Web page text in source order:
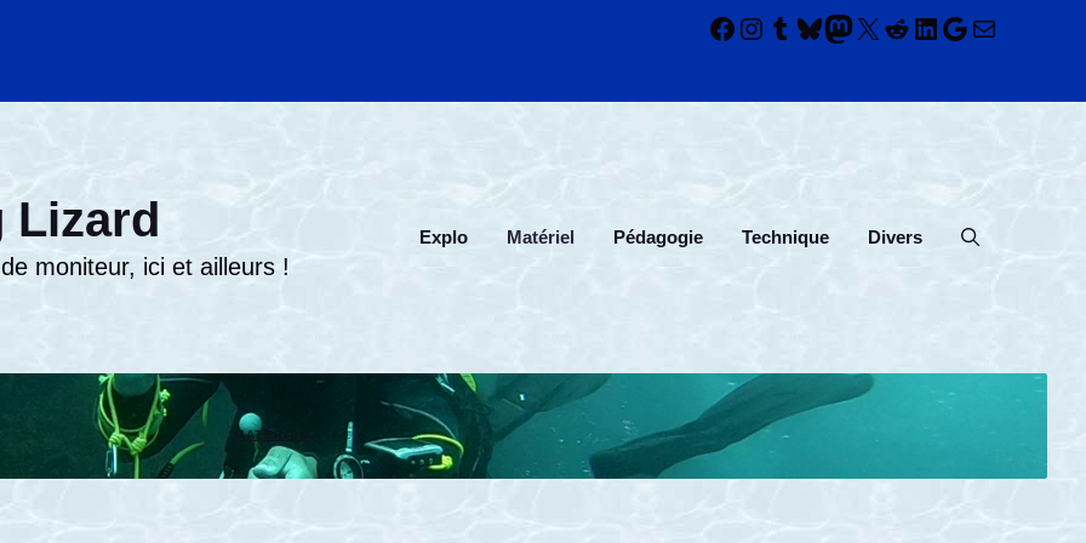
Facebook
Instagram
Tumblr
Bluesky
Mastodon
X Reddit
LinkedIn
Google
E-mail
Lizard
moniteur, ici et ailleurs !
Explo Matériel Pédagogie Technique Divers
MATÉRIEL